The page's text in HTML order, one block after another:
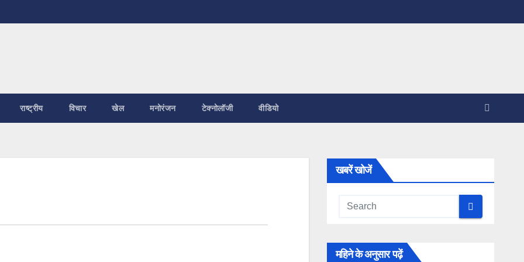
राष्ट्रीय विचार खेल मनोरंजन टेक्नोलॉजी वीडियो
खबरें खोजें
महिने के अनुसार पढ़ें